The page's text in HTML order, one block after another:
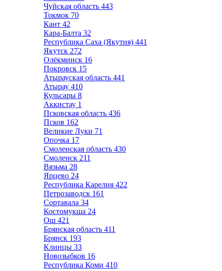
Чуйская область 443
Токмок 70
Кант 42
Кара-Балта 32
Республика Саха (Якутия) 441
Якутск 272
Олёкминск 16
Покровск 15
Атырауская область 441
Атырау 410
Кульсары 8
Аккистау 1
Псковская область 436
Псков 162
Великие Луки 71
Опочка 17
Смоленская область 430
Смоленск 211
Вязьма 28
Ярцево 24
Республика Карелия 422
Петрозаводск 161
Сортавала 34
Костомукша 24
Ош 421
Брянская область 411
Брянск 193
Клинцы 33
Новозыбков 16
Республика Коми 410